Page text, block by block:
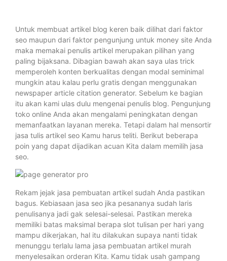
Untuk membuat artikel blog keren baik dilihat dari faktor
seo maupun dari faktor pengunjung untuk money site Anda
maka memakai penulis artikel merupakan pilihan yang
paling bijaksana. Dibagian bawah akan saya ulas trick
memperoleh konten berkualitas dengan modal seminimal
mungkin atau kalau perlu gratis dengan menggunakan
newspaper article citation generator. Sebelum ke bagian
itu akan kami ulas dulu mengenai penulis blog. Pengunjung
toko online Anda akan mengalami peningkatan dengan
memanfaatkan layanan mereka. Tetapi dalam hal mensortir
jasa tulis artikel seo Kamu harus teliti. Berikut beberapa
poin yang dapat dijadikan acuan Kita dalam memilih jasa
seo.
Rekam jejak jasa pembuatan artikel sudah Anda pastikan
bagus. Kebiasaan jasa seo jika pesananya sudah laris
penulisanya jadi gak selesai-selesai. Pastikan mereka
memiliki batas maksimal berapa slot tulisan per hari yang
mampu dikerjakan, hal itu dilakukan supaya nanti tidak
menunggu terlalu lama jasa pembuatan artikel murah
menyelesaikan orderan Kita. Kamu tidak usah gampang